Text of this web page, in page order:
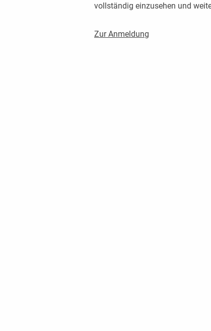
vollständig einzusehen und
Zur Anmeldung